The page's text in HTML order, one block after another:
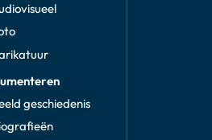
geschiedenis